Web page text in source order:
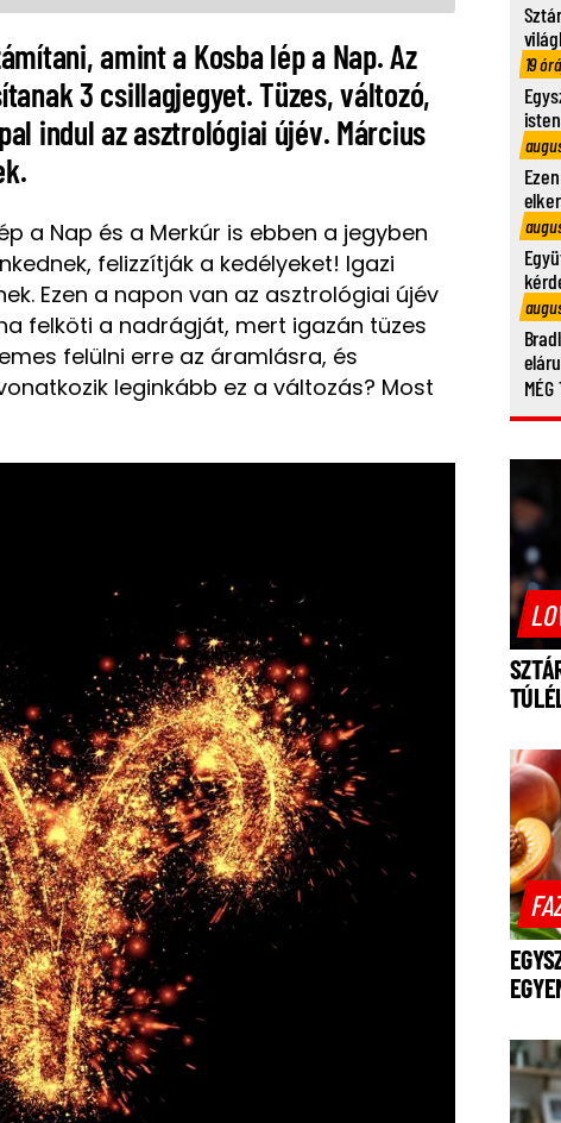
amint a Kosba lép a Nap. Az
3 csillagjegyet. Tüzes, változó,
indul az asztrológiai újév. Március
a Nap és a Merkúr is ebben a jegyben
felizzítják a kedélyeket! Igazi
Ezen a napon van az asztrológiai újév
felköti a nadrágját, mert igazán tüzes
felülni erre az áramlásra, és
leginkább ez a változás? Most
19